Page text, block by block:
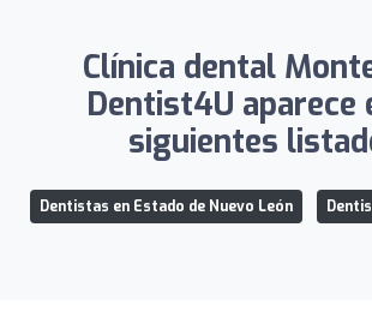
Clínica dental
Dentist4U aparece
siguientes
Dentistas en Estado de Nuevo León